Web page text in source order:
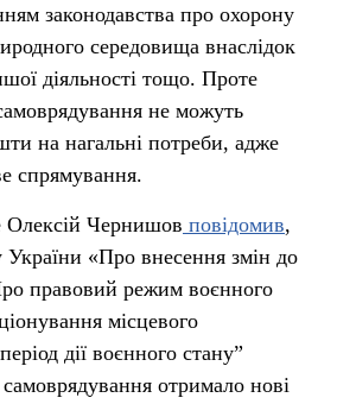
законодавства про охорону
середовища внаслідок
діяльності тощо. Проте
не можуть
на нагальні потреби, адже
спрямування.
Олексій Чернишов повідомив,
«Про внесення змін до
правовий режим воєнного
місцевого
дії воєнного стану”
отримало нові